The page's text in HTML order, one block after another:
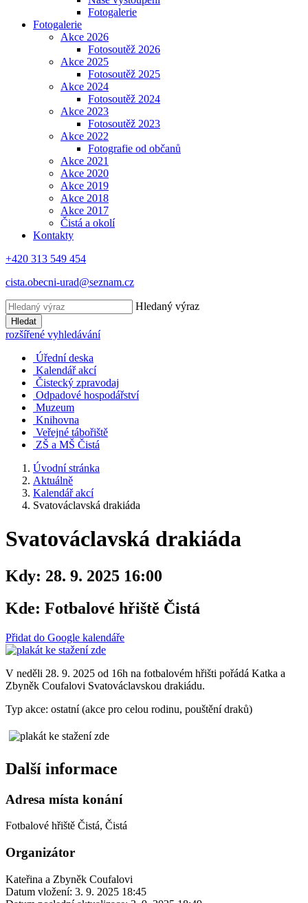
Fotogalerie
Fotogalerie
Akce 2026
Fotosoutěž 2026
Akce 2025
Fotosoutěž 2025
Akce 2024
Fotosoutěž 2024
Akce 2023
Fotosoutěž 2023
Akce 2022
Fotografie od občanů
Akce 2021
Akce 2020
Akce 2019
Akce 2018
Akce 2017
Čistá a okolí
Kontakty
+420 313 549 454
cista.obecni-urad@seznam.cz
Hledaný výraz
Hledat
rozšířené vyhledávání
Úřední deska
Kalendář akcí
Čistecký zpravodaj
Odpadové hospodářství
Muzeum
Knihovna
Veřejné tábořiště
ZŠ a MŠ Čistá
Úvodní stránka
Aktuálně
Kalendář akcí
Svatováclavská drakiáda
Svatováclavská drakiáda
Kdy: 28. 9. 2025 16:00
Kde: Fotbalové hřiště Čistá
Přidat do Google kalendáře
V neděli 28. 9. 2025 od 16h na fotbalovém hřišti pořádá Katka a
Zbyněk Coufalovi Svatováclavskou drakiádu.
Typ akce: ostatní (akce pro celou rodinu, pouštění draků)
Další informace
Adresa místa konání
Fotbalové hřiště Čistá, Čistá
Organizátor
Kateřina a Zbyněk Coufalovi
Datum vložení: 3. 9. 2025 18:45